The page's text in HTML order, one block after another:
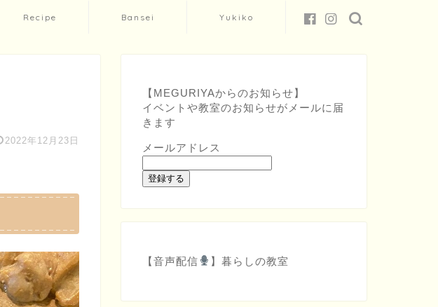
Recipe Bansei Yukiko
2022年12月23日
【MEGURIYAからのお知らせ】
イベントや教室のお知らせがメールに届
きます
メールアドレス
登録する
【音声配信 】暮らしの教室